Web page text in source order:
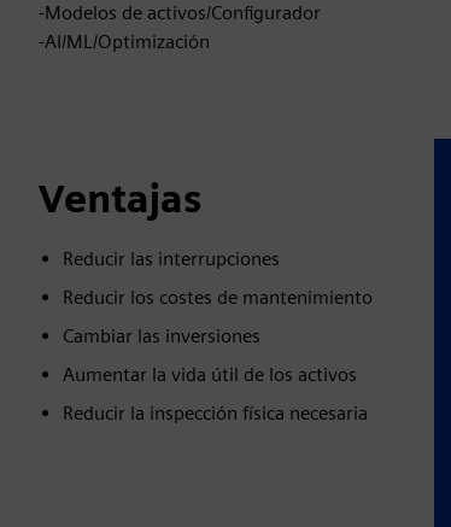
-Modelos de activos/Configurador
-AI/ML/Optimización
Ventajas
Reducir las interrupciones
Reducir los costes de mantenimiento
Cambiar las inversiones
Aumentar la vida útil de los activos
Reducir la inspección física necesaria